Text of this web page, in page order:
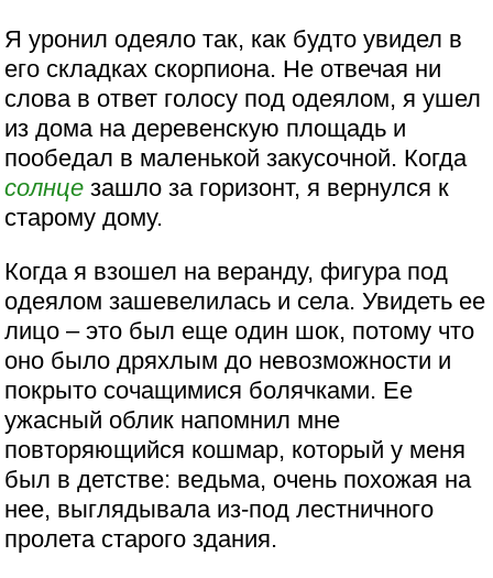
Я уронил одеяло так, как будто увидел в
его складках скорпиона. Не отвечая ни
слова в ответ голосу под одеялом, я ушел
из дома на деревенскую площадь и
пообедал в маленькой закусочной. Когда
солнце зашло за горизонт, я вернулся к
старому дому.
Когда я взошел на веранду, фигура под
одеялом зашевелилась и села. Увидеть ее
лицо – это был еще один шок, потому что
оно было дряхлым до невозможности и
покрыто сочащимися болячками. Ее
ужасный облик напомнил мне
повторяющийся кошмар, который у меня
был в детстве: ведьма, очень похожая на
нее, выглядывала из-под лестничного
пролета старого здания.